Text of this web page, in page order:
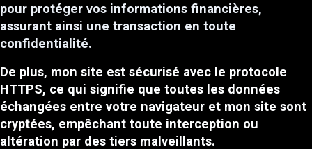
pour protéger vos informations financières,
assurant ainsi une transaction en toute
confidentialité.
De plus, mon site est sécurisé avec le protocole
HTTPS, ce qui signifie que toutes les données
échangées entre votre navigateur et mon site sont
cryptées, empêchant toute interception ou
altération par des tiers malveillants.